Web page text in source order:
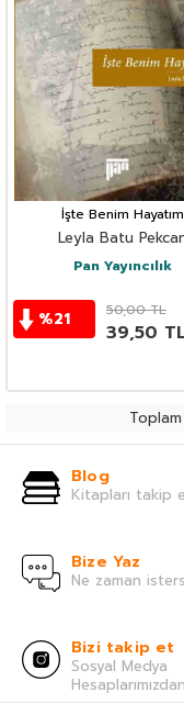
İşte Benim Hayatım
Leyla Batu
Pan Yayıncılık
%21 50,00TL
39,50
Toplam
Blog
Kitapları takip
Bize Yaz
Ne zaman
Bizi takip et
Sosyal Medya
Hesaplarımızdan